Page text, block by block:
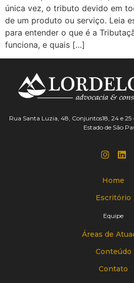
única vez, o tributo devido em
de um produto ou serviço. Leia
para entender o que é a
funciona, e quais […]
Rua Santa Luzia, 48, Conjuntos18, 24 e 25
Estado de São
Home
Escritório
Equipe
Áreas de
Conteúdo
Contato